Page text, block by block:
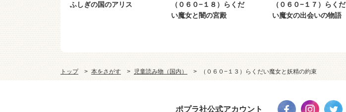
ふしぎの国のアリス
（０６０−１８）らくだ
い魔女と闇の宮殿
（０６０−１７）らくだ
い魔女の出会いの物語
トップ 本をさがす 児童読み物（国内） （０６０−１３）らくだい魔女と妖精の約束
ポプラ社公式アカウント